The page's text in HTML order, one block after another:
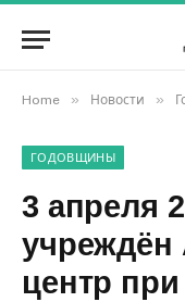
Home » Новости »
ГОДОВЩИНЫ
3 апреля
учреждён
центр